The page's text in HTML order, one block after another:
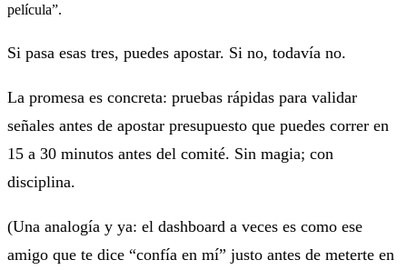
película”.
Si pasa esas tres, puedes apostar. Si no, todavía no.
La promesa es concreta: pruebas rápidas para validar
señales antes de apostar presupuesto que puedes correr en
15 a 30 minutos antes del comité. Sin magia; con
disciplina.
(Una analogía y ya: el dashboard a veces es como ese
amigo que te dice “confía en mí” justo antes de meterte en